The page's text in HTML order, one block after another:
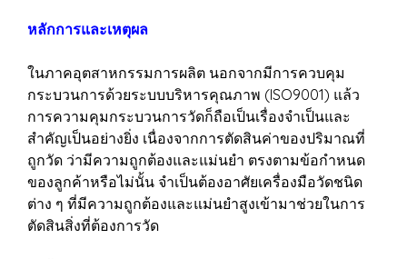
หลักการและเหตุผล
ในภาคอุตสาหกรรมการผลิต นอกจากมีการควบคุม
กระบวนการด้วยระบบบริหารคุณภาพ (ISO9001) แล้ว
การความคุมกระบวนการวัดก็ถือเป็นเรื่องจำเป็นและ
สำคัญเป็นอย่างยิ่ง เนื่องจากการตัดสินค่าของปริมาณที่
ถูกวัด ว่ามีความถูกต้องและแม่นยำ ตรงตามข้อกำหนด
ของลูกค้าหรือไม่นั้น จำเป็นต้องอาศัยเครื่องมือวัดชนิด
ต่าง ๆ ที่มีความถูกต้องและแม่นยำสูงเข้ามาช่วยในการ
ตัดสินสิ่งที่ต้องการวัด